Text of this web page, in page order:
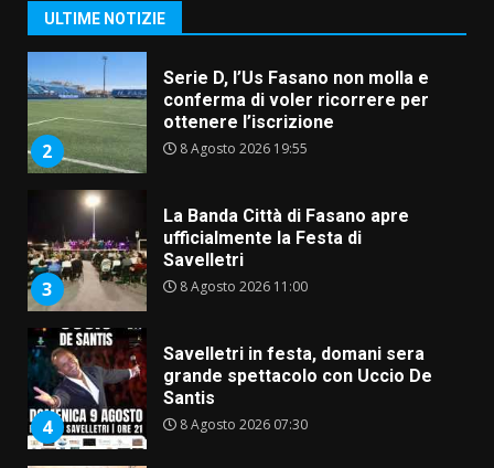
ULTIME NOTIZIE
2
3
La Banda Città di Fasano apre
ufficialmente la Festa di
Savelletri
8 Agosto 2026 11:00
4
Savelletri in festa, domani sera
grande spettacolo con Uccio De
Santis
8 Agosto 2026 07:30
5
Politiche Giovanili e Mobilità
Sostenibile: premiati gli studenti
universitari del bando “La strada
giusta”
8 Agosto 2026 07:15